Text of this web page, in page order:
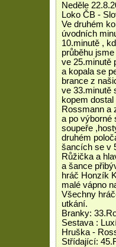
Neděle
Loko ČB -
Ve druhém
úvodních
10.minutě ,
průběhu
ve 25.minutě
a kopala se
brance z
ve 33.minutě
kopem
Rossmann a
a po výborné
soupeře
druhém
šancích se v
Růžička a
a šance
hráč Honzík
malé vápno
Všechny
utkání.
Branky:
Sestava :
Hruška -
Střídající: